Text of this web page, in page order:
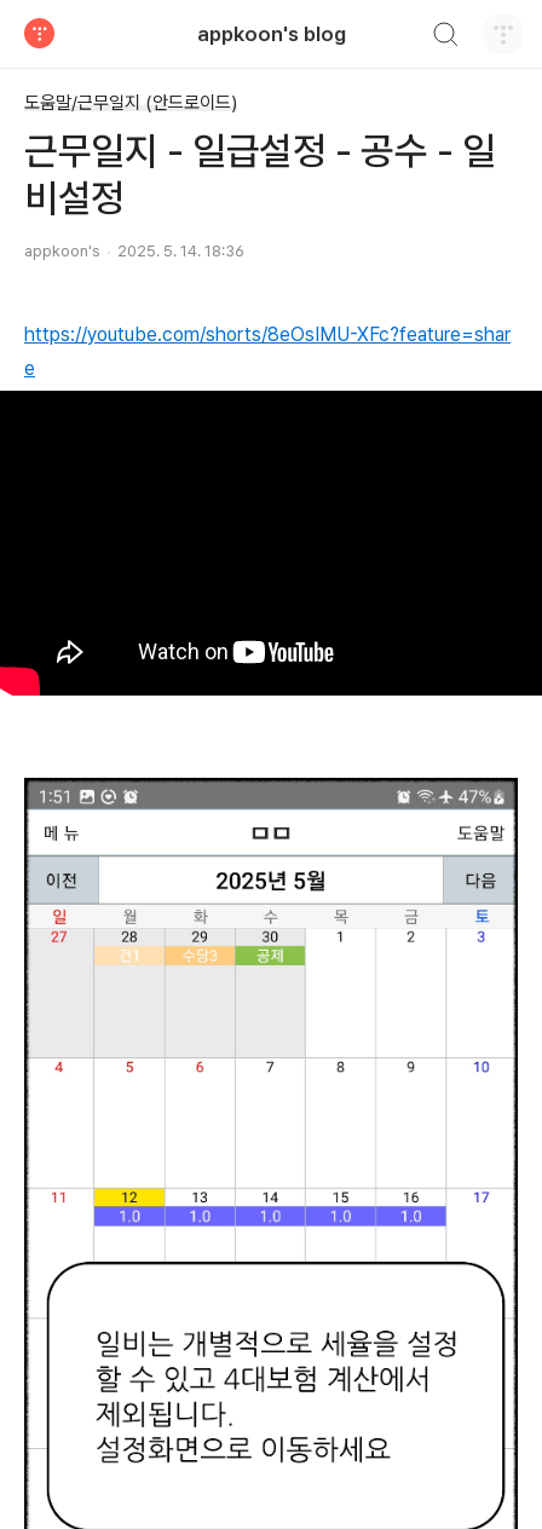
appkoon's blog
도움말/근무일지 (안드로이드)
근무일지 - 일급설정 - 공수 - 일
비설정
appkoon's 2025. 5. 14. 18:36
https://youtube.com/shorts/8eOsIMU-XFc?feature=shar
e